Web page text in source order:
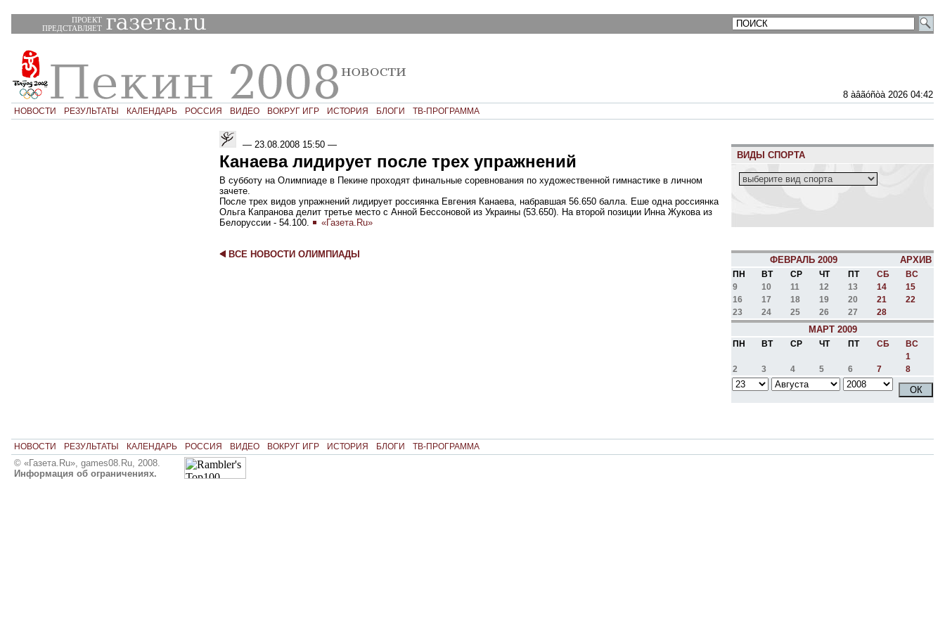
ПРОЕКТ
ПРЕДСТАВЛЯЕТ
8 àâãóñòà 2026 04:42
НОВОСТИ РЕЗУЛЬТАТЫ КАЛЕНДАРЬ РОССИЯ ВИДЕО ВОКРУГ ИГР ИСТОРИЯ БЛОГИ ТВ-ПРОГРАММА
— 23.08.2008 15:50 —
Канаева лидирует после трех упражнений
В субботу на Олимпиаде в Пекине проходят финальные соревнования по художественной гимнастике в личном
зачете.
После трех видов упражнений лидирует россиянка Евгения Канаева, набравшая 56.650 балла. Еше одна россиянка
Ольга Капранова делит третье место с Анной Бессоновой из Украины (53.650). На второй позиции Инна Жукова из
Белоруссии - 54.100.
«Газета.Ru»
ВСЕ НОВОСТИ ОЛИМПИАДЫ
ВИДЫ СПОРТА
ФЕВРАЛЬ 2009 АРХИВ
ПН ВТ СР ЧТ ПТ СБ
ВС
9
10 11 12 13 14
15
16
17 18 19 20 21
22
23
24 25 26 27 28
МАРТ 2009
ПН ВТ СР ЧТ ПТ СБ
ВС
1
2
3 4 5 6 7 8
НОВОСТИ РЕЗУЛЬТАТЫ КАЛЕНДАРЬ РОССИЯ ВИДЕО ВОКРУГ ИГР ИСТОРИЯ БЛОГИ ТВ-ПРОГРАММА
© «Газета.Ru», games08.Ru, 2008.
Информация об ограничениях.